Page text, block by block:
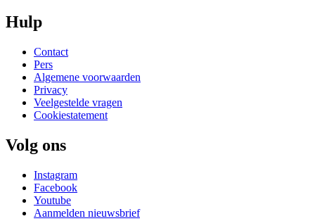
Hulp
Contact
Pers
Algemene voorwaarden
Privacy
Veelgestelde vragen
Cookiestatement
Volg ons
Instagram
Facebook
Youtube
Aanmelden nieuwsbrief